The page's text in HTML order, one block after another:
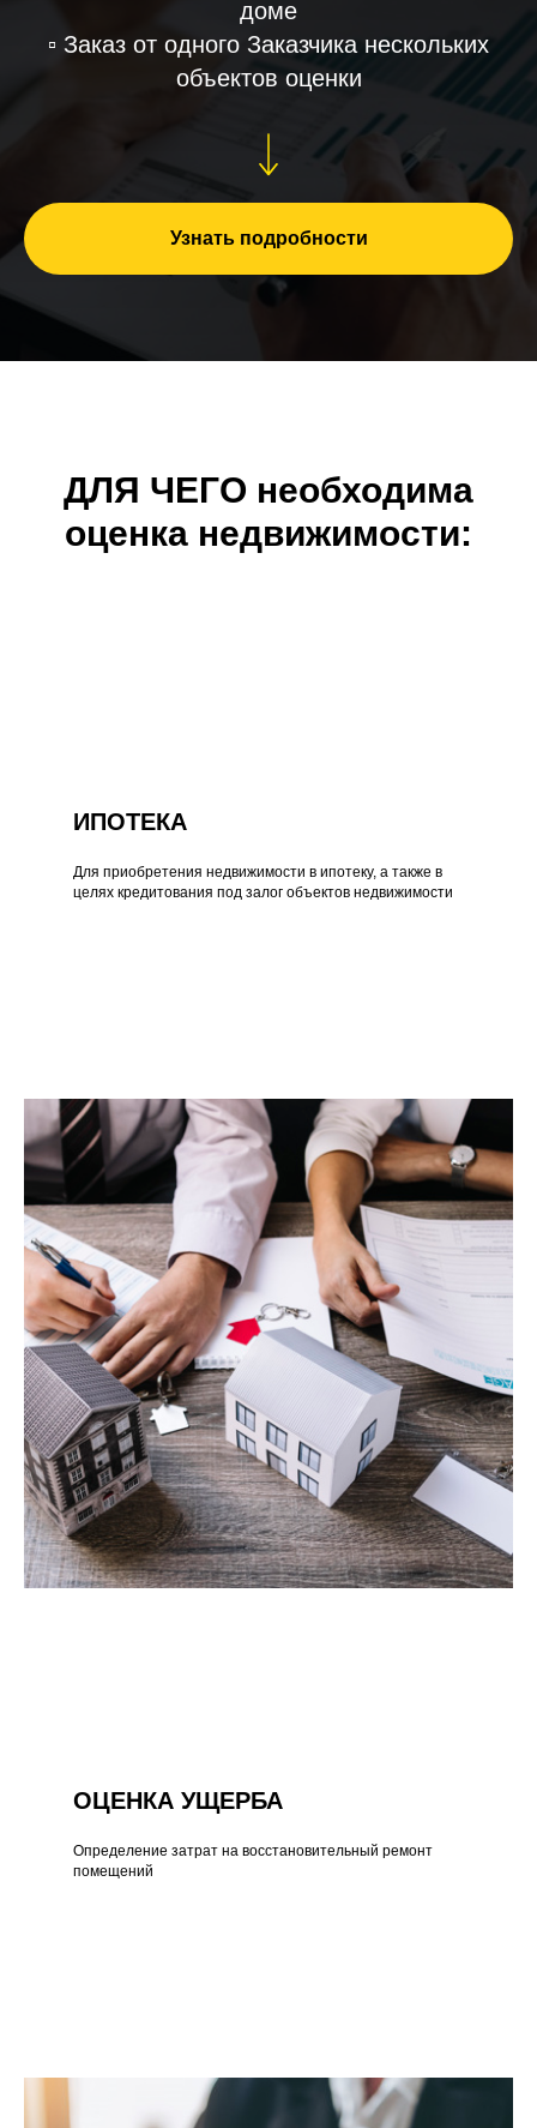
доме
▫️ Заказ от одного Заказчика нескольких
объектов оценки
Узнать подробности
ДЛЯ ЧЕГО необходима
оценка недвижимости:
ИПОТЕКА
Для приобретения недвижимости в ипотеку, а также в
целях кредитования под залог объектов недвижимости
ОЦЕНКА УЩЕРБА
Определение затрат на восстановительный ремонт
помещений